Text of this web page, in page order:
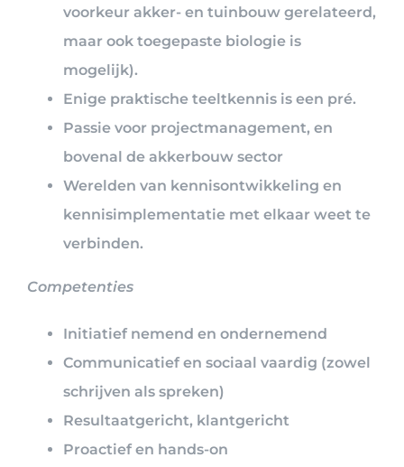
voorkeur akker- en tuinbouw gerelateerd,
maar ook toegepaste biologie is
mogelijk).
Enige praktische teeltkennis is een pré.
Passie voor projectmanagement, en
bovenal de akkerbouw sector
Werelden van kennisontwikkeling en
kennisimplementatie met elkaar weet te
verbinden.
Competenties
Initiatief nemend en ondernemend
Communicatief en sociaal vaardig (zowel
schrijven als spreken)
Resultaatgericht, klantgericht
Proactief en hands-on